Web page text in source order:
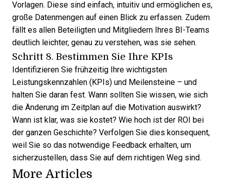
Vorlagen. Diese sind einfach, intuitiv und ermöglichen es,
große Datenmengen auf einen Blick zu erfassen. Zudem
fällt es allen Beteiligten und Mitgliedern Ihres BI-Teams
deutlich leichter, genau zu verstehen, was sie sehen.
Schritt 8. Bestimmen Sie Ihre KPIs
Identifizieren Sie frühzeitig Ihre wichtigsten
Leistungskennzahlen (KPIs) und Meilensteine – und
halten Sie daran fest. Wann sollten Sie wissen, wie sich
die Änderung im Zeitplan auf die Motivation auswirkt?
Wann ist klar, was sie kostet? Wie hoch ist der ROI bei
der ganzen Geschichte? Verfolgen Sie dies konsequent,
weil Sie so das notwendige Feedback erhalten, um
sicherzustellen, dass Sie auf dem richtigen Weg sind.
More Articles